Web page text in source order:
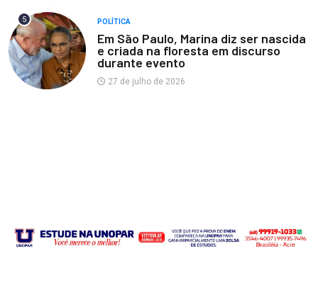
5 POLÍTICA
Em São Paulo, Marina diz ser nascida
e criada na floresta em discurso
durante evento
27 de julho de 2026